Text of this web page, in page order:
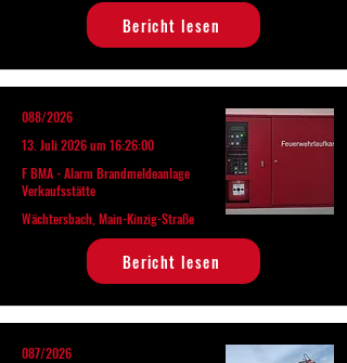
Bericht lesen
088/2026
13. Juli 2026 um 16:26:00
F BMA - Alarm Brandmeldeanlage
Verkaufsstätte
Wächtersbach, Main-Kinzig-Straße
Bericht lesen
087/2026